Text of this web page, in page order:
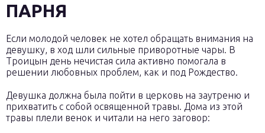
ПАРНЯ
Если молодой человек не хотел обращать внимания на
девушку, в ход шли сильные приворотные чары. В
Троицын день нечистая сила активно помогала в
решении любовных проблем, как и под Рождество.
Девушка должна была пойти в церковь на заутреню и
прихватить с собой освященной травы. Дома из этой
травы плели венок и читали на него заговор: